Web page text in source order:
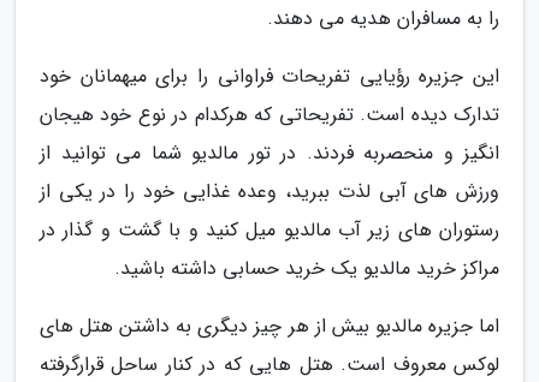
را به مسافران هدیه می دهند.
این جزیره رؤیایی تفریحات فراوانی را برای میهمانان خود
تدارک دیده است. تفریحاتی که هرکدام در نوع خود هیجان
انگیز و منحصربه فردند. در تور مالدیو شما می توانید از
ورزش های آبی لذت ببرید، وعده غذایی خود را در یکی از
رستوران های زیر آب مالدیو میل کنید و با گشت و گذار در
مراکز خرید مالدیو یک خرید حسابی داشته باشید.
اما جزیره مالدیو بیش از هر چیز دیگری به داشتن هتل های
لوکس معروف است. هتل هایی که در کنار ساحل قرارگرفته